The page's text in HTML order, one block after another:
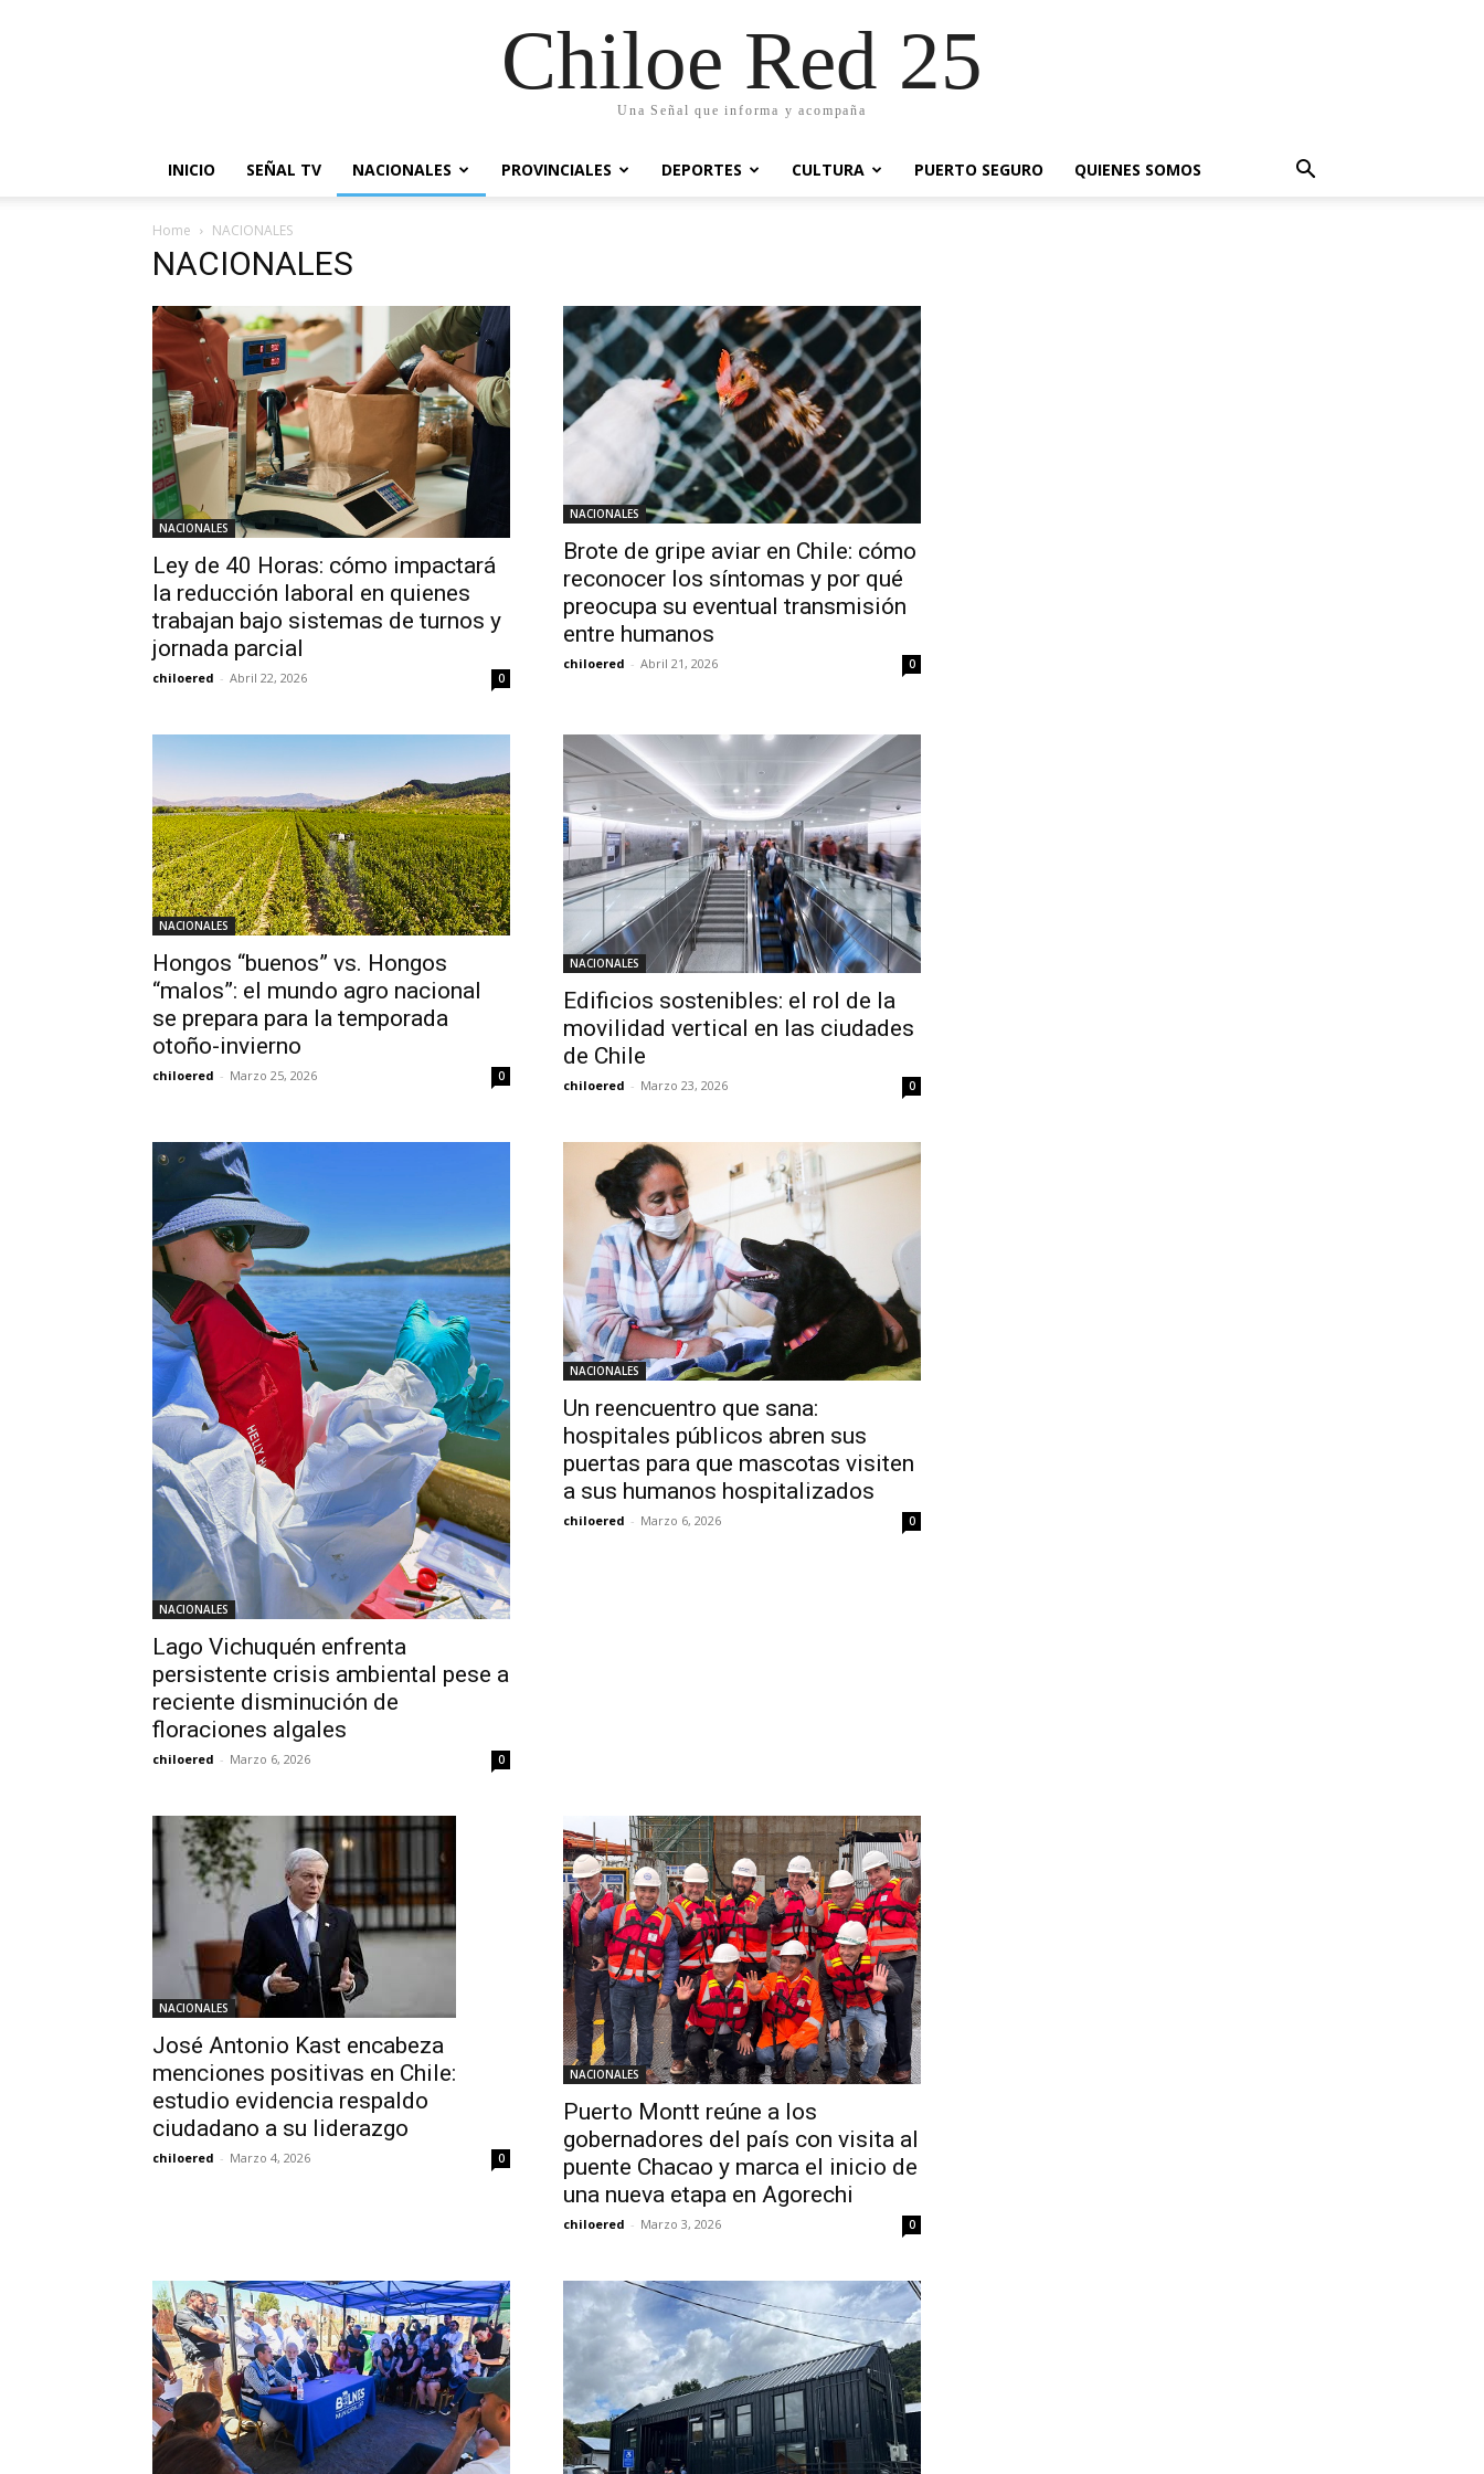
Chiloe Red 25
Una Señal que informa y acompaña
INICIO SEÑAL TV NACIONALES PROVINCIALES DEPORTES CULTURA PUERTO SEGURO QUIENES SOMOS
Home NACIONALES
NACIONALES
NACIONALES
Ley de 40 Horas: cómo impactará
la reducción laboral en quienes
trabajan bajo sistemas de turnos y
jornada parcial
chiloered - Abril 22, 2026 0
NACIONALES
Brote de gripe aviar en Chile: cómo
reconocer los síntomas y por qué
preocupa su eventual transmisión
entre humanos
chiloered - Abril 21, 2026 0
NACIONALES
Hongos “buenos” vs. Hongos
“malos”: el mundo agro nacional
se prepara para la temporada
otoño-invierno
chiloered - Marzo 25, 2026 0
NACIONALES
Edificios sostenibles: el rol de la
movilidad vertical en las ciudades
de Chile
chiloered - Marzo 23, 2026 0
NACIONALES
Lago Vichuquén enfrenta
persistente crisis ambiental pese a
reciente disminución de
floraciones algales
chiloered - Marzo 6, 2026 0
NACIONALES
Un reencuentro que sana:
hospitales públicos abren sus
puertas para que mascotas visiten
a sus humanos hospitalizados
chiloered - Marzo 6, 2026 0
NACIONALES
José Antonio Kast encabeza
menciones positivas en Chile:
estudio evidencia respaldo
ciudadano a su liderazgo
chiloered - Marzo 4, 2026 0
NACIONALES
Puerto Montt reúne a los
gobernadores del país con visita al
puente Chacao y marca el inicio de
una nueva etapa en Agorechi
chiloered - Marzo 3, 2026 0